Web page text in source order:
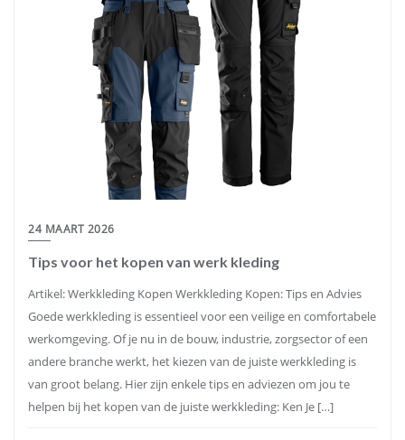
24 MAART 2026
Tips voor het kopen van werk kleding
Artikel: Werkkleding Kopen Werkkleding Kopen: Tips en Advies
Goede werkkleding is essentieel voor een veilige en comfortabele
werkomgeving. Of je nu in de bouw, industrie, zorgsector of een
andere branche werkt, het kiezen van de juiste werkkleding is
van groot belang. Hier zijn enkele tips en adviezen om jou te
helpen bij het kopen van de juiste werkkleding: Ken Je […]